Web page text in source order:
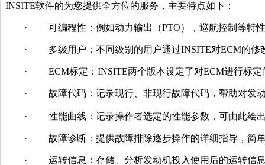
INSITE软件的为您提供全方位的服务，主要特点如下：
· 可编程性：例如动力输出（PTO），巡航控制等特
· 多级用户：不同级别的用户通过INSITE对ECM的修
· ECM标定：INSITE两个版本设定了对ECM进行标定
· 故障代码：记录现行、非现行故障代码，帮助对发
· 性能曲线：记录操作者选定的性能参数，可由此绘出
· 故障诊断：提供故障排除逐步操作的详细指导，简
· 运转信息：存储、分析发动机投入使用后的运转信